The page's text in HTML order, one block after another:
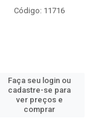
Código: 11716
Faça seu login ou
cadastre-se para
ver preços e
comprar